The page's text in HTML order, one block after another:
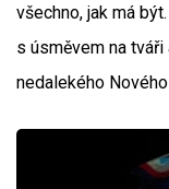
všechno, jak má
s úsměvem na
nedalekého